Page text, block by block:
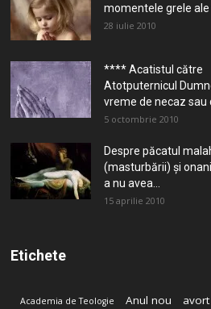
momentele grele ale
28 iulie 2010
**** Acatistul către
Atotputernicul
vreme de necaz sau
5 octombrie 2010
Despre păcatul
(masturbării) şi
a nu avea...
15 aprilie 2010
Etichete
Academia de Teologie Anul nou avort